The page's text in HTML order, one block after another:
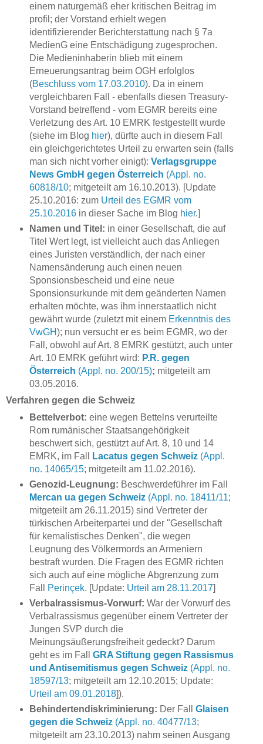
einem naturgemäß eher kritischen Beitrag im
profil; der Vorstand erhielt wegen
identifizierender Berichterstattung nach § 7a
MedienG eine Entschädigung zugesprochen.
Die Medieninhaberin blieb mit einem
Erneuerungsantrag beim OGH erfolglos
(Beschluss vom 17.03.2010). Da in einem
vergleichbaren Fall - ebenfalls diesen Treasury-
Vorstand betreffend - vom EGMR bereits eine
Verletzung des Art. 10 EMRK festgestellt wurde
(siehe im Blog hier), dürfte auch in diesem Fall
ein gleichgerichtetes Urteil zu erwarten sein (falls
man sich nicht vorher einigt): Verlagsgruppe
News GmbH gegen Österreich (Appl. no.
60818/10; mitgeteilt am 16.10.2013). [Update
25.10.2016: zum Urteil des EGMR vom
25.10.2016in dieser Sache im Blog hier.]
Namen und Titel: in einer Gesellschaft, die auf
Titel Wert legt, ist vielleicht auch das Anliegen
eines Juristen verständlich, der nach einer
Namensänderung auch einen neuen
Sponsionsbescheid und eine neue
Sponsionsurkunde mit dem geänderten Namen
erhalten möchte, was ihm innerstaatlich nicht
gewährt wurde (zuletzt mit einem Erkenntnis des
VwGH); nun versucht er es beim EGMR, wo der
Fall, obwohl auf Art. 8 EMRK gestützt, auch unter
Art. 10 EMRK geführt wird: P.R. gegen
Österreich (Appl. no. 200/15); mitgeteilt am
03.05.2016.
Verfahren gegen die Schweiz
Bettelverbot: eine wegen Bettelns verurteilte
Rom rumänischer Staatsangehörigkeit
beschwert sich, gestützt auf Art. 8, 10 und 14
EMRK, im Fall
Lacatus gegen Schweiz(Appl.
no. 14065/15; mitgeteilt am 11.02.2016).
Genozid-Leugnung: Beschwerdeführer im Fall
Mercan ua gegen Schweiz(Appl. no. 18411/11;
mitgeteilt am 26.11.2015) sind Vertreter der
türkischen Arbeiterpartei und der "Gesellschaft
für kemalistisches Denken", die wegen
Leugnung des Völkermords an Armeniern
bestraft wurden. Die Fragen des EGMR richten
sich auch auf eine mögliche Abgrenzung zum
Fall
Perinçek. [Update: Urteil am 28.11.2017]
Verbalrassismus-Vorwurf: War der Vorwurf des
Verbalrassismus gegenüber einem Vertreter der
Jungen SVP durch die
Meinungsäußerungsfreiheit gedeckt? Darum
geht es im Fall GRA Stiftung gegen Rassismus
und Antisemitismus gegen Schweiz(Appl. no.
18597/13; mitgeteilt am 12.10.2015; Update:
Urteil am 09.01.2018]).
Behindertendiskriminierung: Der Fall Glaisen
gegen die Schweiz(Appl. no. 40477/13;
mitgeteilt am 23.10.2013) nahm seinen Ausgang